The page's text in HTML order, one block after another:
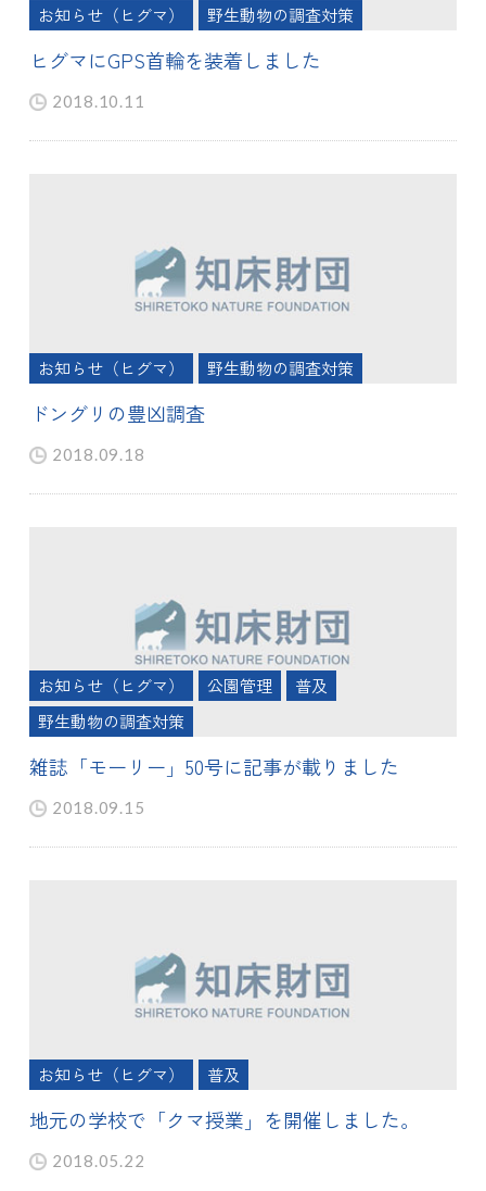
お知らせ（ヒグマ） 野生動物の調査対策
ヒグマにGPS首輪を装着しました
2018.10.11
お知らせ（ヒグマ） 野生動物の調査対策
ドングリの豊凶調査
2018.09.18
お知らせ（ヒグマ） 公園管理
普及
野生動物の調査対策
雑誌「モーリー」50号に記事が載りました
2018.09.15
お知らせ（ヒグマ） 普及
地元の学校で「クマ授業」を開催しました。
2018.05.22